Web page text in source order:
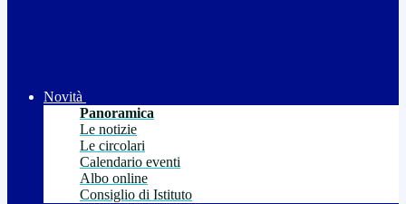
Novità
Panoramica
Le notizie
Le circolari
Calendario eventi
Albo online
Consiglio di Istituto